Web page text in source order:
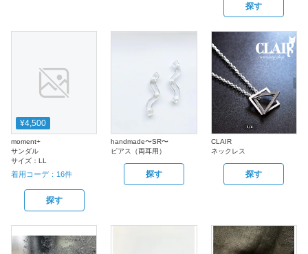
探す
¥4,500
moment+
サンダル
サイズ： LL
着用コーデ： 16件
探す
handmade〜SR〜
ピアス（両耳用）
探す
CLAIR
ネックレス
探す